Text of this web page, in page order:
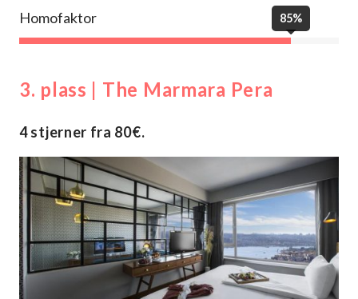
Homofaktor 85%
3. plass | The Marmara Pera
4 stjerner fra 80€.